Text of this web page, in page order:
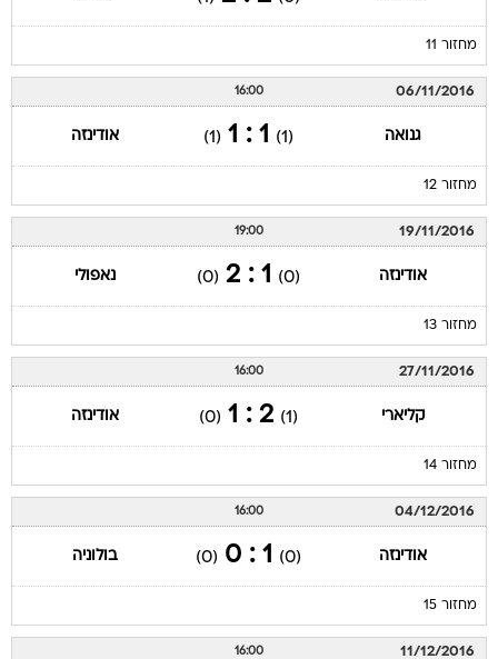
מחזור 11
06/11/2016
16:00
גנואה (1)
1 : 1
(1) אודינזה
מחזור 12
19/11/2016
19:00
אודינזה (0)
1 : 2
(0) נאפולי
מחזור 13
27/11/2016
16:00
קליארי (1)
2 : 1
(0) אודינזה
מחזור 14
04/12/2016
16:00
אודינזה (0)
1 : 0
(0) בולוניה
מחזור 15
11/12/2016
16:00